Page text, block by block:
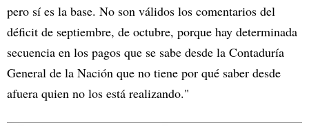
pero sí es la base. No son válidos los comentarios del
déficit de septiembre, de octubre, porque hay determinada
secuencia en los pagos que se sabe desde la Contaduría
General de la Nación que no tiene por qué saber desde
afuera quien no los está realizando."